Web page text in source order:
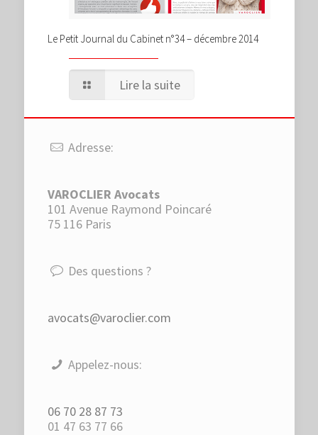
Le Petit Journal du Cabinet n°34 – décembre 2014
Lire la suite
Adresse:
VAROCLIER Avocats
101 Avenue Raymond Poincaré
75 116 Paris
Des questions ?
avocats@varoclier.com
Appelez-nous:
06 70 28 87 73
01 47 63 77 66